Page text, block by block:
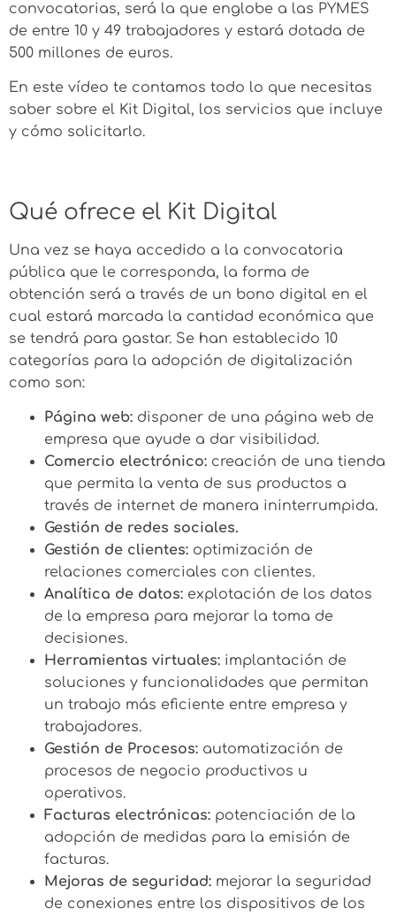
convocatorias, será la que englobe a las PYMES
de entre 10 y 49 trabajadores y estará dotada de
500 millones de euros.
En este vídeo te contamos todo lo que necesitas
saber sobre el Kit Digital, los servicios que incluye
y cómo solicitarlo.
Qué ofrece el Kit Digital
Una vez se haya accedido a la convocatoria
pública que le corresponda, la forma de
obtención será a través de un bono digital en el
cual estará marcada la cantidad económica que
se tendrá para gastar. Se han establecido 10
categorías para la adopción de digitalización
como son:
Página web: disponer de una página web de
empresa que ayude a dar visibilidad.
Comercio electrónico: creación de una tienda
que permita la venta de sus productos a
través de internet de manera ininterrumpida.
Gestión de redes sociales.
Gestión de clientes: optimización de
relaciones comerciales con clientes.
Analítica de datos: explotación de los datos
de la empresa para mejorar la toma de
decisiones.
Herramientas virtuales: implantación de
soluciones y funcionalidades que permitan
un trabajo más eficiente entre empresa y
trabajadores.
Gestión de Procesos: automatización de
procesos de negocio productivos u
operativos.
Facturas electrónicas: potenciación de la
adopción de medidas para la emisión de
facturas.
Mejoras de seguridad: mejorar la seguridad
de conexiones entre los dispositivos de los